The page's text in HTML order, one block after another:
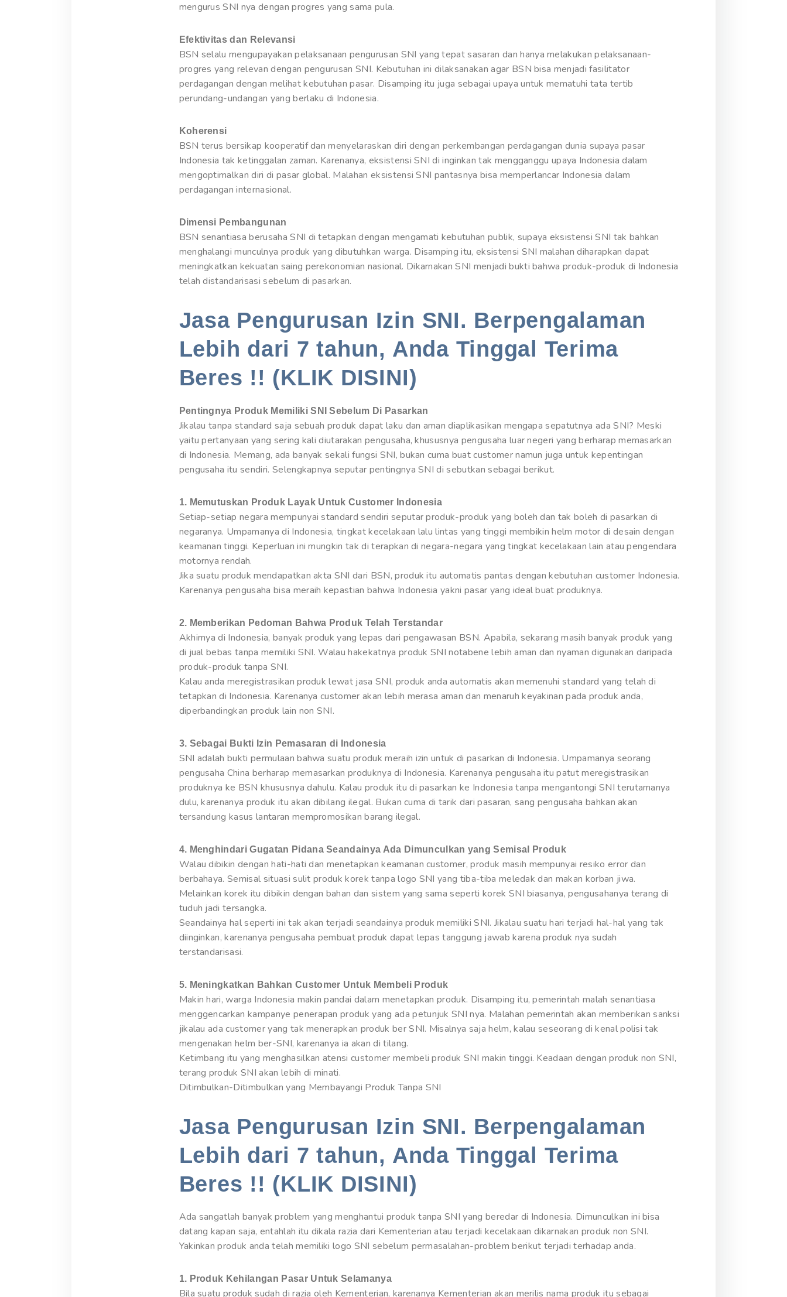
mengurus SNI nya dengan progres yang sama pula.
Efektivitas dan Relevansi
BSN selalu mengupayakan pelaksanaan pengurusan SNI yang tepat sasaran dan hanya melakukan pelaksanaan-
progres yang relevan dengan pengurusan SNI. Kebutuhan ini dilaksanakan agar BSN bisa menjadi fasilitator
perdagangan dengan melihat kebutuhan pasar. Disamping itu juga sebagai upaya untuk mematuhi tata tertib
perundang-undangan yang berlaku di Indonesia.
Koherensi
BSN terus bersikap kooperatif dan menyelaraskan diri dengan perkembangan perdagangan dunia supaya pasar
Indonesia tak ketinggalan zaman. Karenanya, eksistensi SNI di inginkan tak mengganggu upaya Indonesia dalam
mengoptimalkan diri di pasar global. Malahan eksistensi SNI pantasnya bisa memperlancar Indonesia dalam
perdagangan internasional.
Dimensi Pembangunan
BSN senantiasa berusaha SNI di tetapkan dengan mengamati kebutuhan publik, supaya eksistensi SNI tak bahkan
menghalangi munculnya produk yang dibutuhkan warga. Disamping itu, eksistensi SNI malahan diharapkan dapat
meningkatkan kekuatan saing perekonomian nasional. Dikarnakan SNI menjadi bukti bahwa produk-produk di Indonesia
telah distandarisasi sebelum di pasarkan.
Jasa Pengurusan Izin SNI. Berpengalaman
Lebih dari 7 tahun, Anda Tinggal Terima
Beres !! (KLIK DISINI)
Pentingnya Produk Memiliki SNI Sebelum Di Pasarkan
Jikalau tanpa standard saja sebuah produk dapat laku dan aman diaplikasikan mengapa sepatutnya ada SNI? Meski
yaitu pertanyaan yang sering kali diutarakan pengusaha, khususnya pengusaha luar negeri yang berharap memasarkan
di Indonesia. Memang, ada banyak sekali fungsi SNI, bukan cuma buat customer namun juga untuk kepentingan
pengusaha itu sendiri. Selengkapnya seputar pentingnya SNI di sebutkan sebagai berikut.
1. Memutuskan Produk Layak Untuk Customer Indonesia
Setiap-setiap negara mempunyai standard sendiri seputar produk-produk yang boleh dan tak boleh di pasarkan di
negaranya. Umpamanya di Indonesia, tingkat kecelakaan lalu lintas yang tinggi membikin helm motor di desain dengan
keamanan tinggi. Keperluan ini mungkin tak di terapkan di negara-negara yang tingkat kecelakaan lain atau pengendara
motornya rendah.
Jika suatu produk mendapatkan akta SNI dari BSN, produk itu automatis pantas dengan kebutuhan customer Indonesia.
Karenanya pengusaha bisa meraih kepastian bahwa Indonesia yakni pasar yang ideal buat produknya.
2. Memberikan Pedoman Bahwa Produk Telah Terstandar
Akhirnya di Indonesia, banyak produk yang lepas dari pengawasan BSN. Apabila, sekarang masih banyak produk yang
di jual bebas tanpa memiliki SNI. Walau hakekatnya produk SNI notabene lebih aman dan nyaman digunakan daripada
produk-produk tanpa SNI.
Kalau anda meregistrasikan produk lewat jasa SNI, produk anda automatis akan memenuhi standard yang telah di
tetapkan di Indonesia. Karenanya customer akan lebih merasa aman dan menaruh keyakinan pada produk anda,
diperbandingkan produk lain non SNI.
3. Sebagai Bukti Izin Pemasaran di Indonesia
SNI adalah bukti permulaan bahwa suatu produk meraih izin untuk di pasarkan di Indonesia. Umpamanya seorang
pengusaha China berharap memasarkan produknya di Indonesia. Karenanya pengusaha itu patut meregistrasikan
produknya ke BSN khususnya dahulu. Kalau produk itu di pasarkan ke Indonesia tanpa mengantongi SNI terutamanya
dulu, karenanya produk itu akan dibilang ilegal. Bukan cuma di tarik dari pasaran, sang pengusaha bahkan akan
tersandung kasus lantaran mempromosikan barang ilegal.
4. Menghindari Gugatan Pidana Seandainya Ada Dimunculkan yang Semisal Produk
Walau dibikin dengan hati-hati dan menetapkan keamanan customer, produk masih mempunyai resiko error dan
berbahaya. Semisal situasi sulit produk korek tanpa logo SNI yang tiba-tiba meledak dan makan korban jiwa.
Melainkan korek itu dibikin dengan bahan dan sistem yang sama seperti korek SNI biasanya, pengusahanya terang di
tuduh jadi tersangka.
Seandainya hal seperti ini tak akan terjadi seandainya produk memiliki SNI. Jikalau suatu hari terjadi hal-hal yang tak
diinginkan, karenanya pengusaha pembuat produk dapat lepas tanggung jawab karena produk nya sudah
terstandarisasi.
5. Meningkatkan Bahkan Customer Untuk Membeli Produk
Makin hari, warga Indonesia makin pandai dalam menetapkan produk. Disamping itu, pemerintah malah senantiasa
menggencarkan kampanye penerapan produk yang ada petunjuk SNI nya. Malahan pemerintah akan memberikan sanksi
jikalau ada customer yang tak menerapkan produk ber SNI. Misalnya saja helm, kalau seseorang di kenal polisi tak
mengenakan helm ber-SNI, karenanya ia akan di tilang.
Ketimbang itu yang menghasilkan atensi customer membeli produk SNI makin tinggi. Keadaan dengan produk non SNI,
terang produk SNI akan lebih di minati.
Ditimbulkan-Ditimbulkan yang Membayangi Produk Tanpa SNI
Jasa Pengurusan Izin SNI. Berpengalaman
Lebih dari 7 tahun, Anda Tinggal Terima
Beres !! (KLIK DISINI)
Ada sangatlah banyak problem yang menghantui produk tanpa SNI yang beredar di Indonesia. Dimunculkan ini bisa
datang kapan saja, entahlah itu dikala razia dari Kementerian atau terjadi kecelakaan dikarnakan produk non SNI.
Yakinkan produk anda telah memiliki logo SNI sebelum permasalahan-problem berikut terjadi terhadap anda.
1. Produk Kehilangan Pasar Untuk Selamanya
Bila suatu produk sudah di razia oleh Kementerian, karenanya Kementerian akan merilis nama produk itu sebagai